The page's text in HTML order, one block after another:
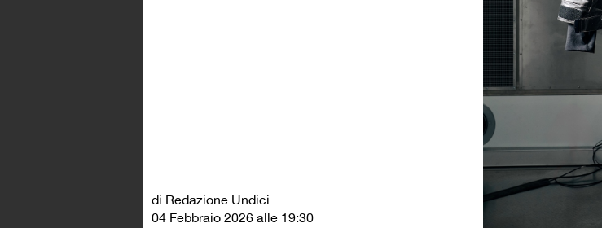
di Redazione Undici
04 Febbraio 2026 alle 19:30